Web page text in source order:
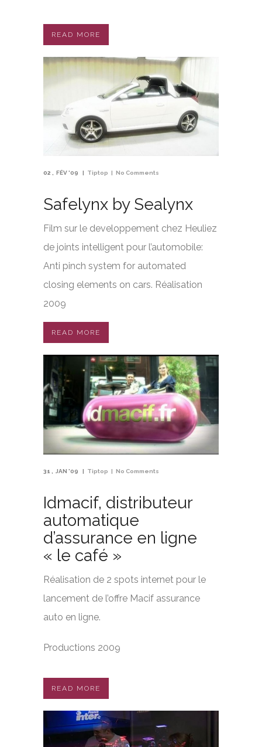
READ MORE
02 FÉV '09 Tiptop No Comments
Safelynx by Sealynx
Film sur le developpement chez Heuliez
de joints intelligent pour l’automobile:
Anti pinch system for automated
closing elements on cars. Réalisation
2009
READ MORE
31 JAN '09 Tiptop No Comments
Idmacif, distributeur
automatique
d’assurance en ligne
« le café »
Réalisation de 2 spots internet pour le
lancement de l’offre Macif assurance
auto en ligne.
Productions 2009
READ MORE